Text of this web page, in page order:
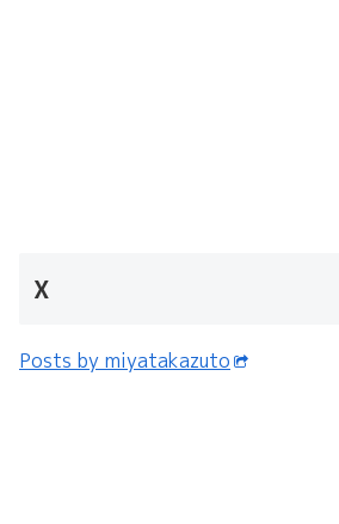
X
Posts by miyatakazuto